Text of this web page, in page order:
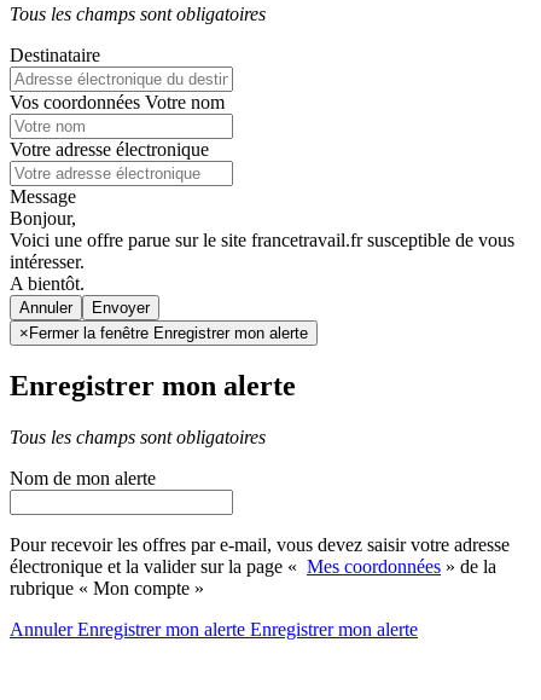
Tous les champs sont obligatoires
Destinataire
Vos coordonnées Votre nom
Votre adresse électronique
Message
Bonjour,
Voici une offre parue sur le site francetravail.fr susceptible de vous
intéresser.
A bientôt.
Annuler
× Fermer la fenêtre Enregistrer mon alerte
Enregistrer mon alerte
Tous les champs sont obligatoires
Nom de mon alerte
Pour recevoir les offres par e-mail, vous devez saisir votre adresse
électronique et la valider sur la page « Mes coordonnées » de la
rubrique « Mon compte »
AnnulerEnregistrer mon alerte Enregistrermon alerte